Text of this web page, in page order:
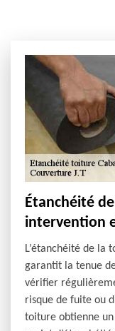
Étanchéité
intervention
L’étanchéité de la
garantit la tenue
vérifier
risque de fuite ou
toiture obtienne